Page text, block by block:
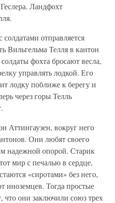
Ландфохт
отправляется
Вильгельма Телля в кантон
фохта бросают весла,
управлять лодкой. Его
лодку поближе к берегу и
через горы Телль
Аттингаузен, вокруг него
Они любят своего
надежной опорой. Старик
мир с печалью в сердце,
«сиротами» без него,
иноземцев. Тогда простые
они заключили союз трех